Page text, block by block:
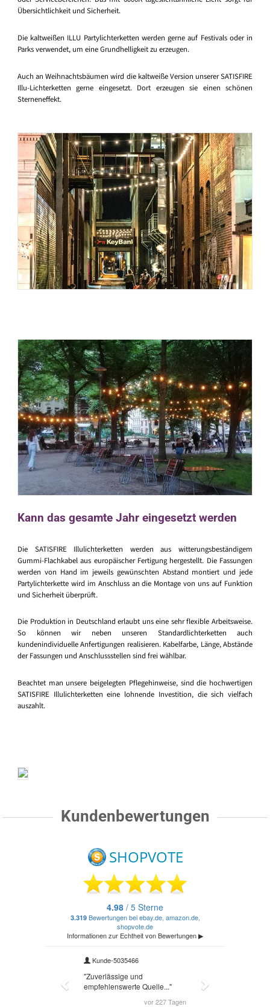
Übersichtlichkeit und Sicherheit.
Die kaltweißen ILLU Partylichterketten werden gerne auf Festivals oder in
Parks verwendet, um eine Grundhelligkeit zu erzeugen.
Auch an Weihnachtsbäumen wird die kaltweiße Version unserer SATISFIRE
Illu-Lichterketten gerne eingesetzt. Dort erzeugen sie einen schönen
Sterneneffekt.
Kann das gesamte Jahr eingesetzt werden
Die SATISFIRE Illulichterketten werden aus witterungsbeständigem
Gummi-Flachkabel aus europäischer Fertigung hergestellt. Die Fassungen
werden von Hand im jeweils gewünschten Abstand montiert und jede
Partylichterkette wird im Anschluss an die Montage von uns auf Funktion
und Sicherheit überprüft.
Die Produktion in Deutschland erlaubt uns eine sehr flexible Arbeitsweise.
So können wir neben unseren Standardlichterketten auch
kundenindividuelle Anfertigungen realisieren. Kabelfarbe, Länge, Abstände
der Fassungen und Anschlussstellen sind frei wählbar.
Beachtet man unsere beigelegten Pflegehinweise, sind die hochwertigen
SATISFIRE Illulichterketten eine lohnende Investition, die sich vielfach
auszahlt.
Kundenbewertungen